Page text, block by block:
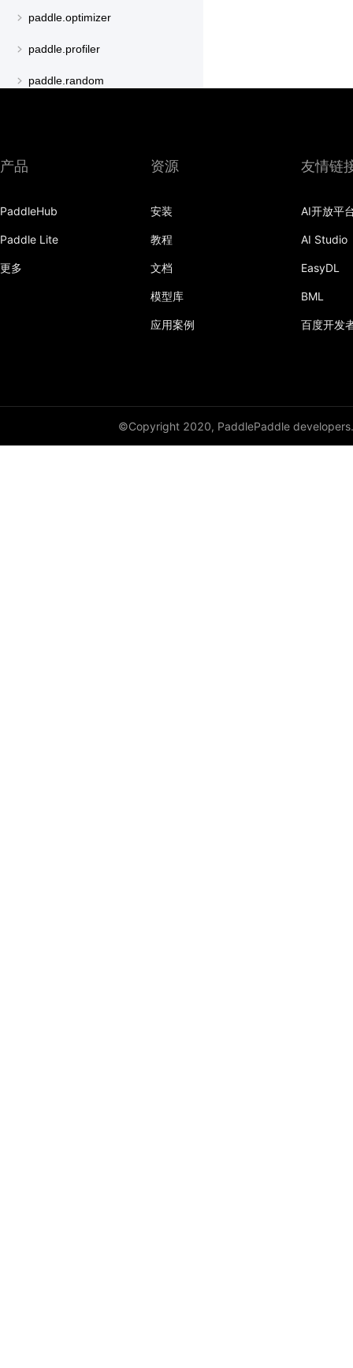
paddle.optimizer
paddle.profiler
paddle.random
paddle.special
paddle.static
产品
PaddleHub
Paddle Lite
更多
资源
安装
教程
文档
模型库
应用案例
友情链
AI开放平
AI Studio
EasyDL
BML
百度开发
©Copyright 2020, PaddlePaddle developers.